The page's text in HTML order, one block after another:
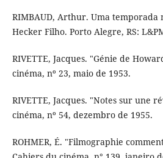
RIMBAUD, Arthur. Uma temporada
Hecker Filho. Porto Alegre, RS:
RIVETTE, Jacques. "Génie de
cinéma, nº 23, maio de 1953.
RIVETTE, Jacques. "Notes sur une
cinéma, nº 54, dezembro de 1955.
ROHMER, É. "Filmographie